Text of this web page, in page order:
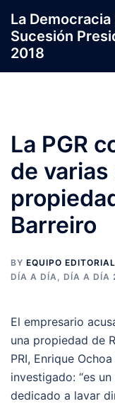
contenido
La
Sucesión
2018
La PGR
de
Barreiro
BY EQUIPO EDITORIAL
DÍA A DÍA, DÍA A DÍA
El empresario
una propiedad de
PRI, Enrique
investigado: “es
dedicado a lavar